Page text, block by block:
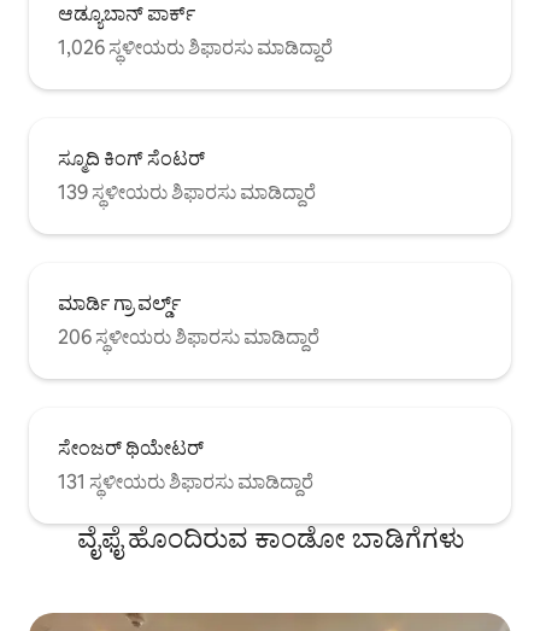
ಆಡ್ಯೂಬಾನ್ ಪಾರ್ಕ್
1,026 ಸ್ಥಳೀಯರು ಶಿಫಾರಸು ಮಾಡಿದ್ದಾರೆ
ಸ್ಮೂದಿ ಕಿಂಗ್ ಸೆಂಟರ್
139 ಸ್ಥಳೀಯರು ಶಿಫಾರಸು ಮಾಡಿದ್ದಾರೆ
ಮಾರ್ಡಿ ಗ್ರಾ ವರ್ಲ್ಡ್
206 ಸ್ಥಳೀಯರು ಶಿಫಾರಸು ಮಾಡಿದ್ದಾರೆ
ಸೇಂಜರ್ ಥಿಯೇಟರ್
131 ಸ್ಥಳೀಯರು ಶಿಫಾರಸು ಮಾಡಿದ್ದಾರೆ
ವೈಫೈ ಹೊಂದಿರುವ ಕಾಂಡೋ ಬಾಡಿಗೆಗಳು